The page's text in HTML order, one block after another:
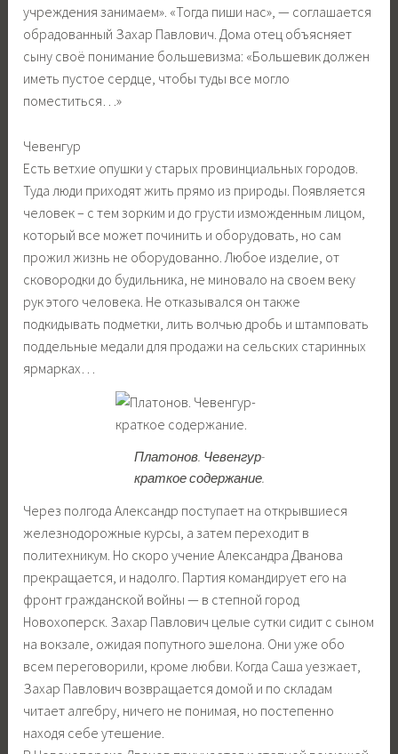
учреждения занимаем». «Тогда пиши нас», — соглашается
обрадованный Захар Павлович. Дома отец объясняет
сыну своё понимание большевизма: «Большевик должен
иметь пустое сердце, чтобы туды все могло
поместиться…»
Чевенгур
Есть ветхие опушки у старых провинциальных городов.
Туда люди приходят жить прямо из природы. Появляется
человек – с тем зорким и до грусти изможденным лицом,
который все может починить и оборудовать, но сам
прожил жизнь не оборудованно. Любое изделие, от
сковородки до будильника, не миновало на своем веку
рук этого человека. Не отказывался он также
подкидывать подметки, лить волчью дробь и штамповать
поддельные медали для продажи на сельских старинных
ярмарках…
Платонов. Чевенгур-
краткое содержание.
Через полгода Александр поступает на открывшиеся
железнодорожные курсы, а затем переходит в
политехникум. Но скоро учение Александра Дванова
прекращается, и надолго. Партия командирует его на
фронт гражданской войны — в степной город
Новохоперск. Захар Павлович целые сутки сидит с сыном
на вокзале, ожидая попутного эшелона. Они уже обо
всем переговорили, кроме любви. Когда Саша уезжает,
Захар Павлович возвращается домой и по складам
читает алгебру, ничего не понимая, но постепенно
находя себе утешение.